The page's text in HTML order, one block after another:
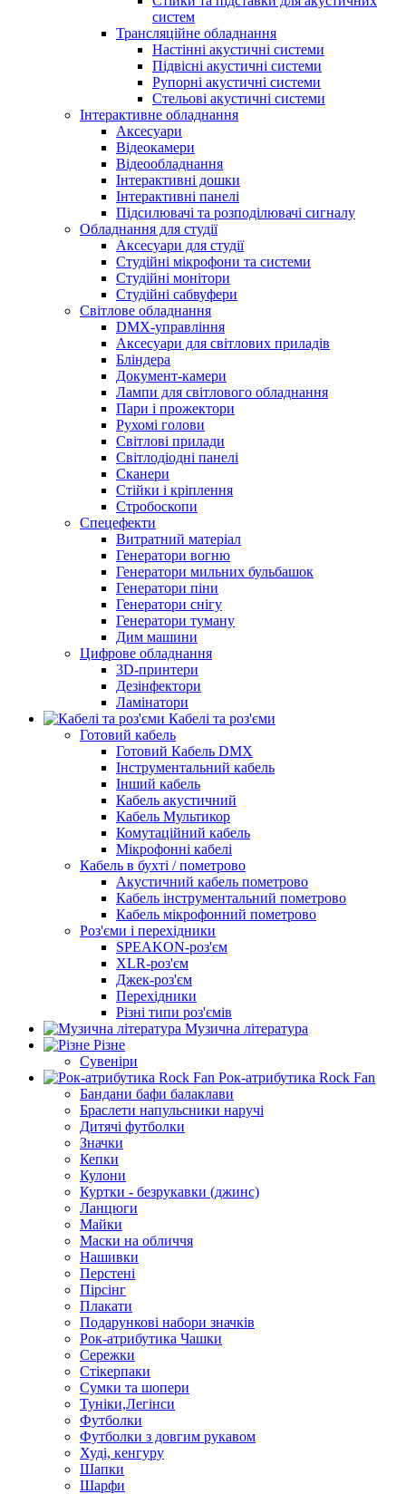
систем
Трансляційне обладнання
Настінні акустичні системи
Підвісні акустичні системи
Рупорні акустичні системи
Стельові акустичні системи
Інтерактивне обладнання
Аксесуари
Відеокамери
Відеообладнання
Інтерактивні дошки
Інтерактивні панелі
Підсилювачі та розподілювачі сигналу
Обладнання для студії
Аксесуари для студії
Студійні мікрофони та системи
Студійні монітори
Студійні сабвуфери
Світлове обладнання
DMX-управління
Аксесуари для світлових приладів
Бліндера
Документ-камери
Лампи для світлового обладнання
Пари і прожектори
Рухомі голови
Світлові прилади
Світлодіодні панелі
Сканери
Стійки і кріплення
Стробоскопи
Спецефекти
Витратний матеріал
Генератори вогню
Генератори мильних бульбашок
Генератори піни
Генератори снігу
Генератори туману
Дим машини
Цифрове обладнання
3D-принтери
Дезінфектори
Ламінатори
Кабелі та роз'єми
Готовий кабель
Готовий Кабель DMX
Інструментальний кабель
Інший кабель
Кабель акустичний
Кабель Мультикор
Комутаційний кабель
Мікрофонні кабелі
Кабель в бухті / пометрово
Акустичний кабель пометрово
Кабель інструментальний пометрово
Кабель мікрофонний пометрово
Роз'єми і перехідники
SPEAKON-роз'єм
XLR-роз'єм
Джек-роз'єм
Перехідники
Різні типи роз'ємів
Музична література
Різне
Сувеніри
Рок-атрибутика Rock Fan
Бандани бафи балаклави
Браслети напульсники наручі
Дитячі футболки
Значки
Кепки
Кулони
Куртки - безрукавки (джинс)
Ланцюги
Майки
Маски на обличчя
Нашивки
Перстені
Пірсінг
Плакати
Подарункові набори значків
Рок-атрибутика Чашки
Сережки
Стікерпаки
Сумки та шопери
Туніки,Легінси
Футболки
Футболки з довгим рукавом
Худі, кенгуру
Шапки
Шарфи